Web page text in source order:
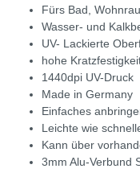
Fürs Bad,
Wasser- und
UV- Lackierte
hohe
1440dpi UV-Druck
Made in Germany
Einfaches
Leichte wie
Kann über
3mm Alu-Verbund